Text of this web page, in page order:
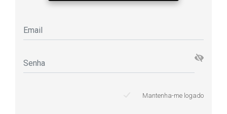
Mantenha-me logado